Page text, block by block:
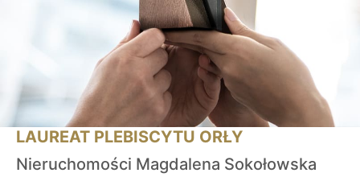
LAUREAT PLEBISCYTU ORŁY
Nieruchomości Magdalena Sokołowska